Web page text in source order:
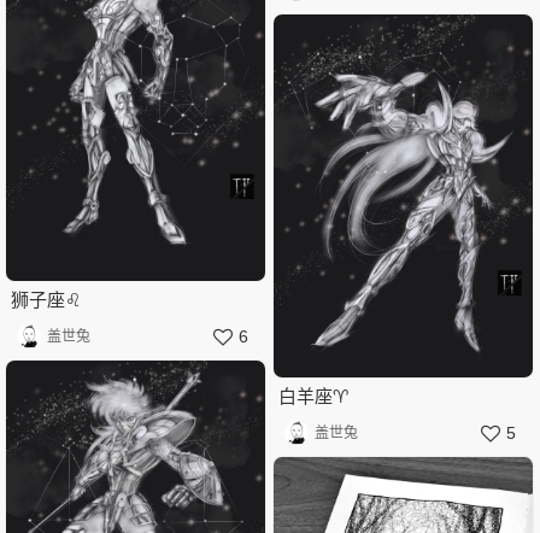
狮子座♌️
盖世兔 6
白羊座♈️
盖世兔 5